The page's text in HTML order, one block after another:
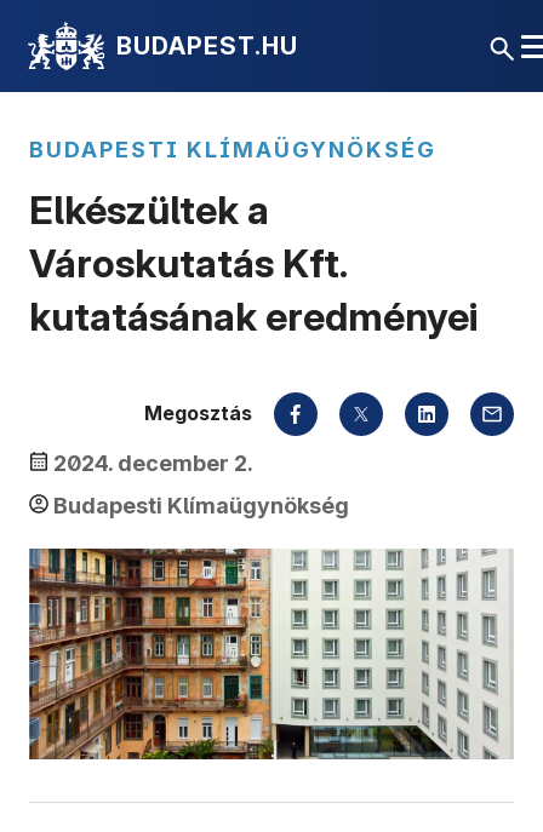
BUDAPEST.HU
BUDAPESTI KLÍMAÜGYNÖKSÉG
Elkészültek a
Városkutatás Kft.
kutatásának eredményei
2024. december 2.
Budapesti Klímaügynökség
Megosztás